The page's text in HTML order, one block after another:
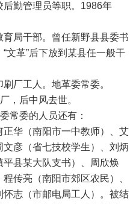
后勤管理员等职。1986年
局干部。曾任新野县县委书
文革”后下放到某县任一般干
厂工人。地革委常委。
，后中风去世。
常委的人员还有：
华（南阳市一中教师）、艾
彦（省七技校学生）、刘炳
县某大队支书）、周欣焕
传亮（南阳市郊区农民）、
志（市邮电局工人）。被结